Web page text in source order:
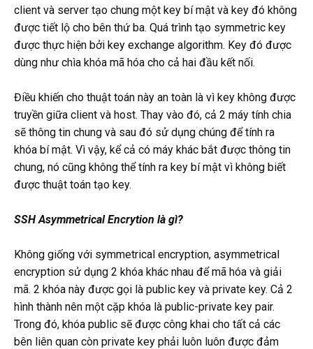
client và server tạo chung một key bí mật và key đó không
được tiết lộ cho bên thứ ba. Quá trình tạo symmetric key
được thực hiện bởi key exchange algorithm. Key đó được
dùng như chìa khóa mã hóa cho cả hai đầu kết nối.
Điều khiến cho thuật toán này an toàn là vì key không được
truyền giữa client và host. Thay vào đó, cả 2 máy tính chia
sẽ thông tin chung và sau đó sử dụng chúng để tính ra
khóa bí mật. Vì vậy, kể cả có máy khác bắt được thông tin
chung, nó cũng không thể tính ra key bí mật vì không biết
được thuật toán tạo key.
SSH Asymmetrical Encrytion là gì?
Không giống với symmetrical encryption, asymmetrical
encryption sử dụng 2 khóa khác nhau để mã hóa và giải
mã. 2 khóa này được gọi là public key và private key. Cả 2
hình thành nên một cặp khóa là public-private key pair.
Trong đó, khóa public sẽ được công khai cho tất cả các
bên liên quan còn private key phải luôn luôn được đảm